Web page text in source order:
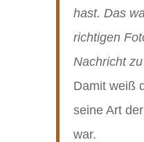
hast. Das
richtigen
Nachricht
Damit weiß
seine Art
war.